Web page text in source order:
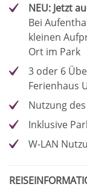
NEU: Jetzt
Bei
kleinen
Ort im Park
3 oder 6
Ferienhaus
Nutzung
Inklusive
W-LAN